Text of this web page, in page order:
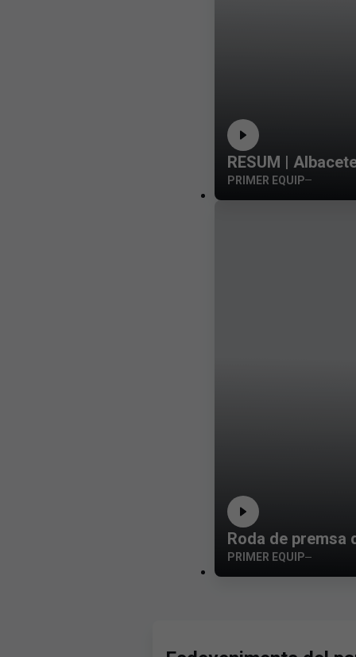
RESUM |
PRIMER EQUIP
Roda de premsa
PRIMER EQUIP